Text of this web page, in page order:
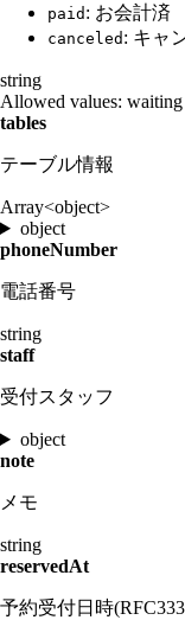
paid : お会計済
canceled : キャ
string
Allowed values: waiting
tables
テーブル情報
Array<object>
object
phoneNumber
電話番号
string
staff
受付スタッフ
object
note
メモ
string
reservedAt
予約受付日時